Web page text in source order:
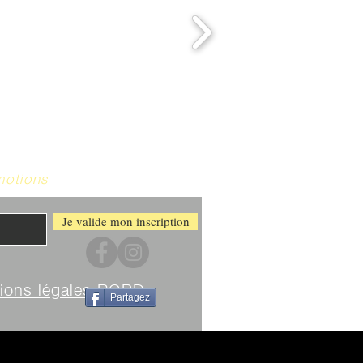
Je valide mon inscription
légales RGPD
Partagez